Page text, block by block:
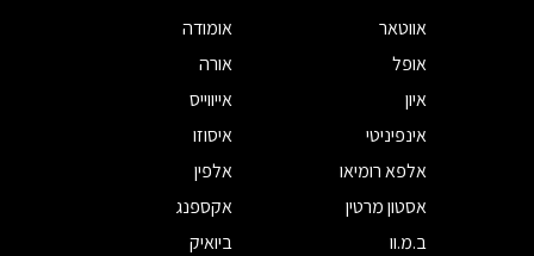
אווטאר
אומודה
אופל
אורה
איון
אייווייס
אינפיניטי
איסוזו
אלפא רומיאו
אלפין
אסטון מרטין
אקספנג
ב.מ.וו
ביואיק